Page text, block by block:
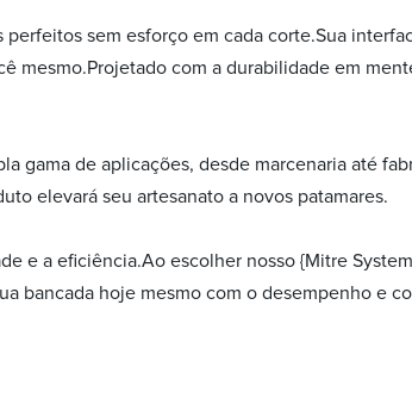
sem esforço em cada corte.Sua
mesmo.Projetado com a durabilidade em
gama de aplicações, desde marcenaria até
elevará seu artesanato a novos patamares.
e a eficiência.Ao escolher nosso {Mitre
bancada hoje mesmo com o desempenho e